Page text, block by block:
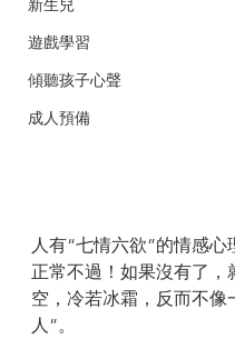
新生兒
遊戲學習
傾聽孩子心聲
成人預備
人有“七情六欲”的情感心
正常不過！如果沒有了，
空，冷若冰霜，反而不像
人”。